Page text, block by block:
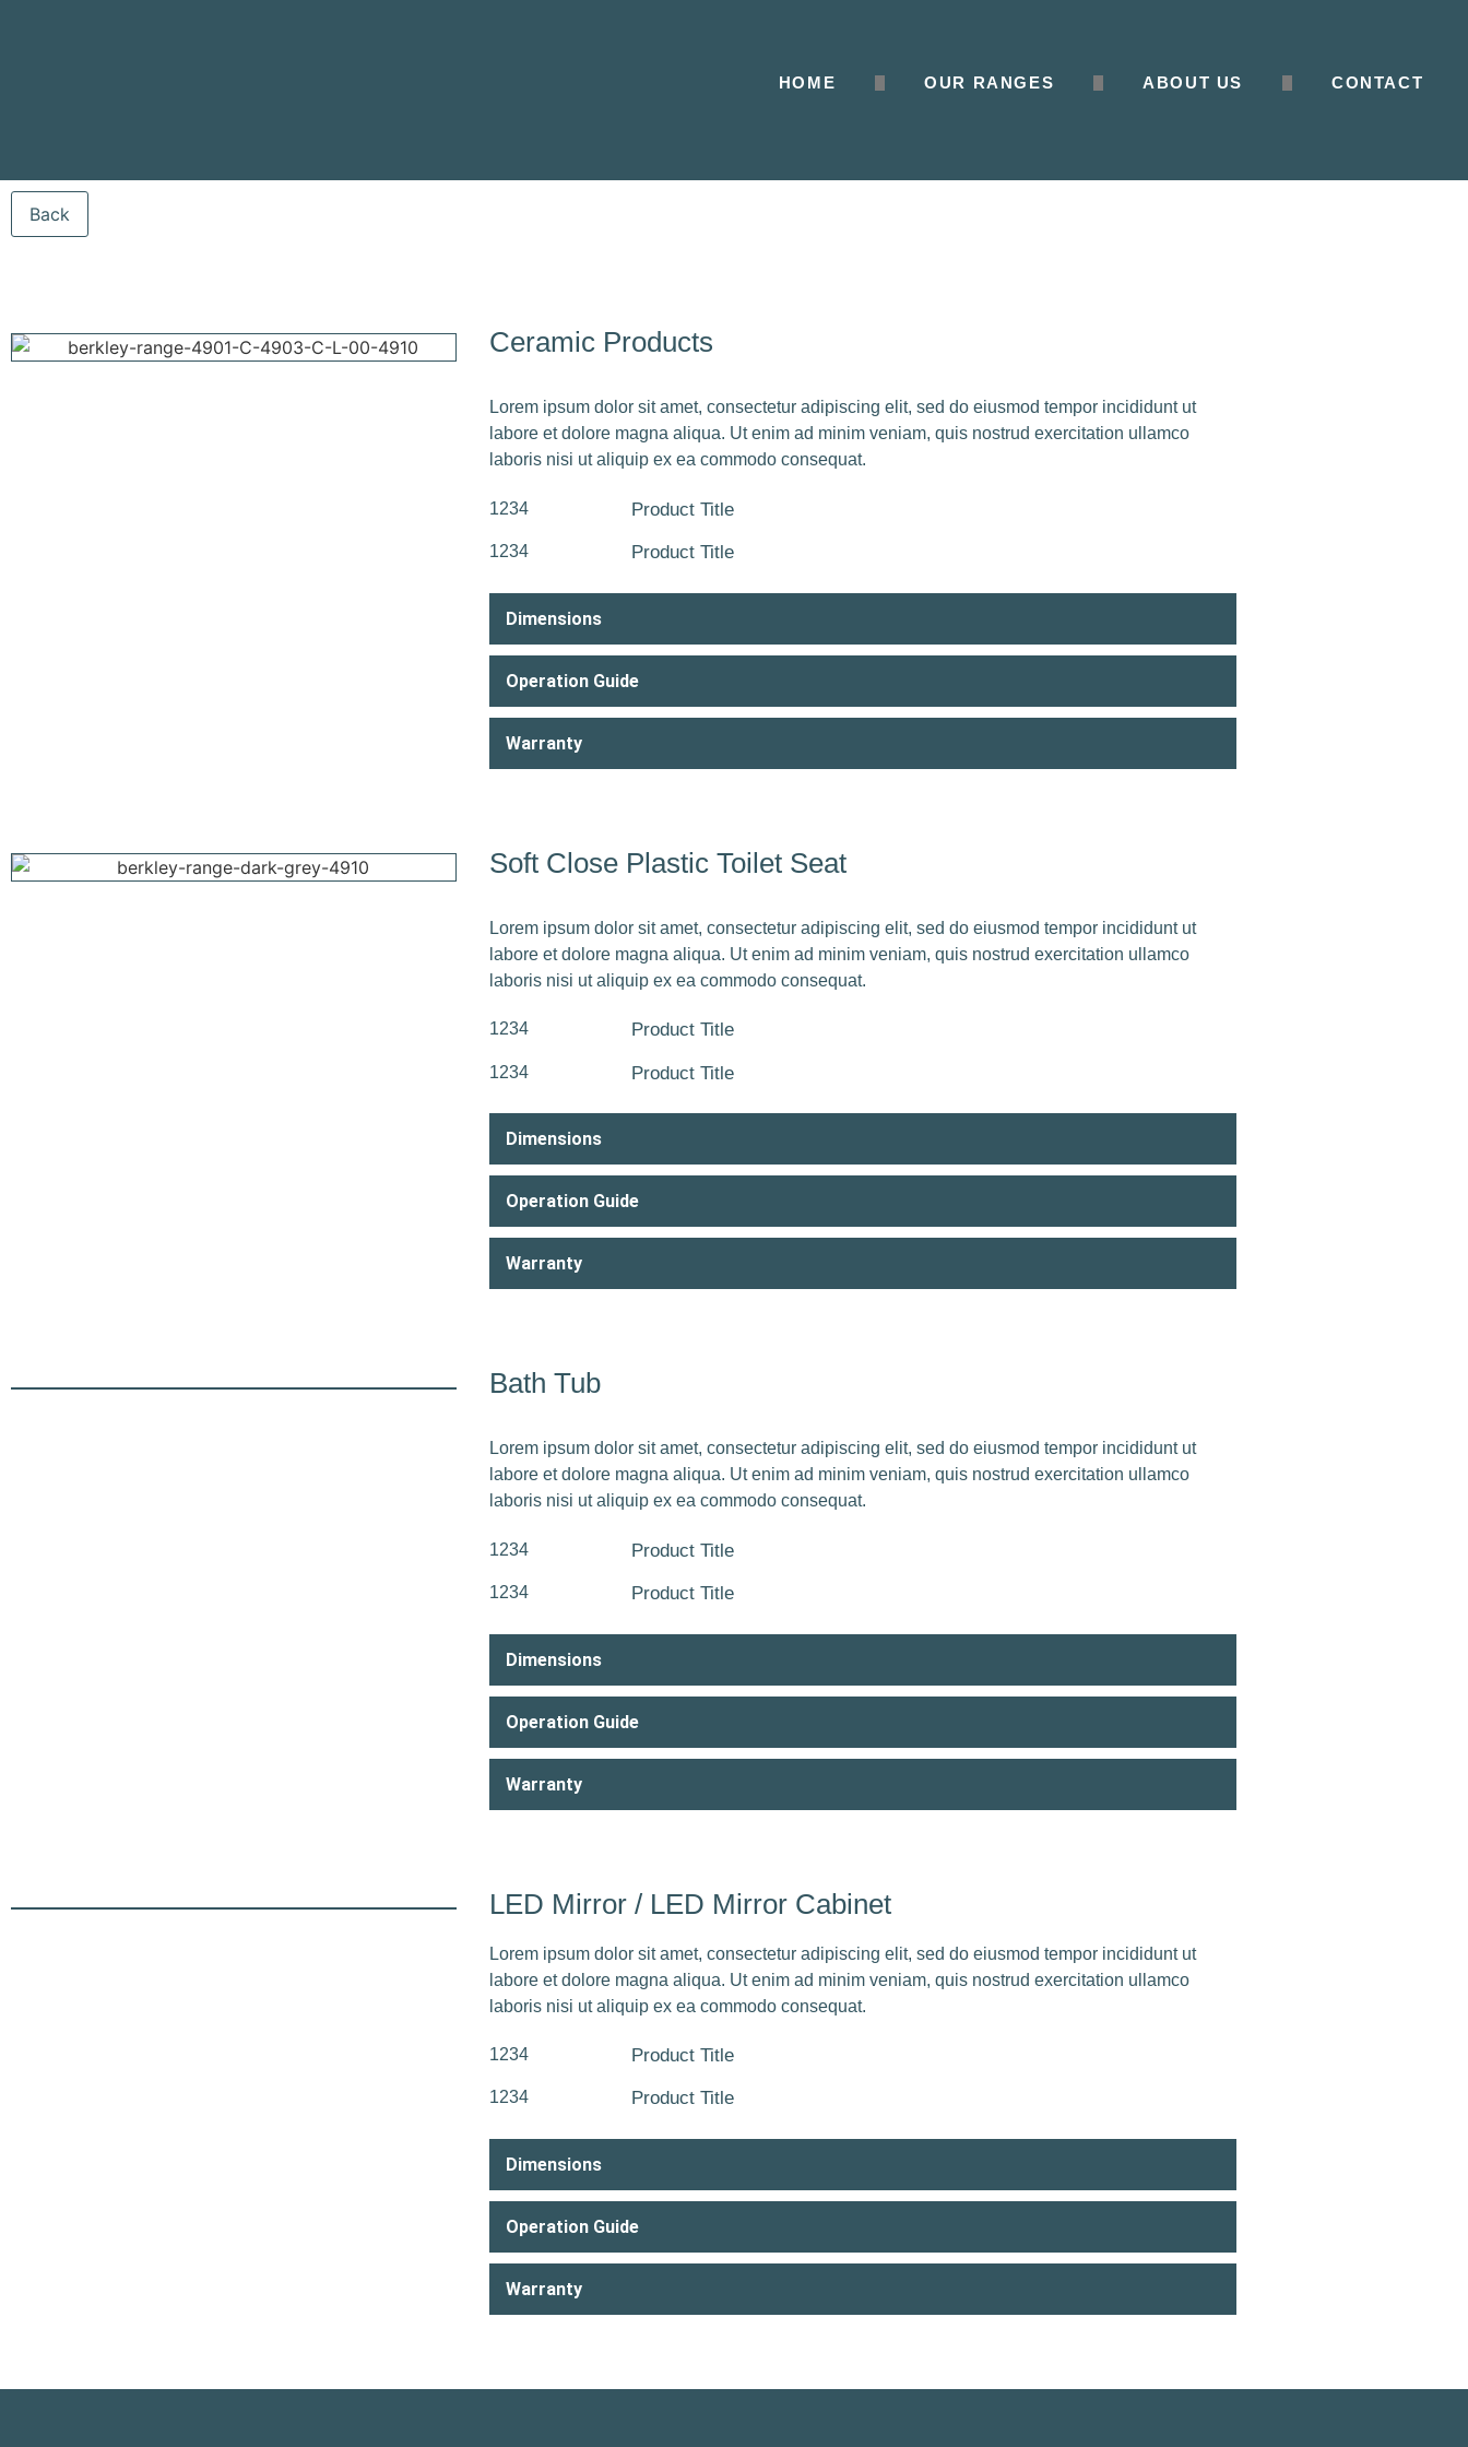
HOME OUR RANGES ABOUT US CONTACT
Ceramic Products
Lorem ipsum dolor sit amet, consectetur adipiscing elit, sed do eiusmod tempor incididunt ut
labore et dolore magna aliqua. Ut enim ad minim veniam, quis nostrud exercitation ullamco
laboris nisi ut aliquip ex ea commodo consequat.
1234 Product Title
1234 Product Title
Dimensions
Operation Guide
Warranty
Soft Close Plastic Toilet Seat
Lorem ipsum dolor sit amet, consectetur adipiscing elit, sed do eiusmod tempor incididunt ut
labore et dolore magna aliqua. Ut enim ad minim veniam, quis nostrud exercitation ullamco
laboris nisi ut aliquip ex ea commodo consequat.
1234 Product Title
1234 Product Title
Dimensions
Operation Guide
Warranty
Bath Tub
Lorem ipsum dolor sit amet, consectetur adipiscing elit, sed do eiusmod tempor incididunt ut
labore et dolore magna aliqua. Ut enim ad minim veniam, quis nostrud exercitation ullamco
laboris nisi ut aliquip ex ea commodo consequat.
1234 Product Title
1234 Product Title
Dimensions
Operation Guide
Warranty
LED Mirror / LED Mirror Cabinet
Lorem ipsum dolor sit amet, consectetur adipiscing elit, sed do eiusmod tempor incididunt ut
labore et dolore magna aliqua. Ut enim ad minim veniam, quis nostrud exercitation ullamco
laboris nisi ut aliquip ex ea commodo consequat.
1234 Product Title
1234 Product Title
Dimensions
Operation Guide
Warranty